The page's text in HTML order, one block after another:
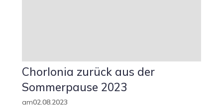
Chorlonia zurück aus der
Sommerpause 2023
am02.08.2023